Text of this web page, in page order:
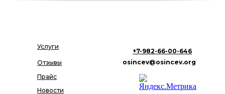
Услуги
Отзывы
Прайс
Новости
+7-982-66-00-646
osincev@osincev.org